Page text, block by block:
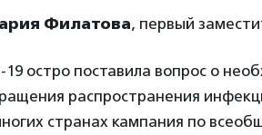
Филатова, первый
остро поставила вопрос о
распространения
странах кампания по